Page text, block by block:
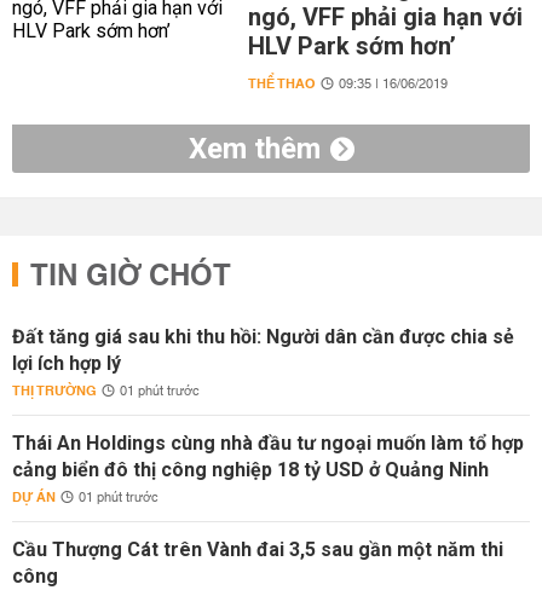
ngó, VFF phải gia hạn với
HLV Park sớm hơn’
THỂ THAO 09:35 | 16/06/2019
Xem thêm
TIN GIỜ CHÓT
Đất tăng giá sau khi thu hồi: Người dân cần được chia sẻ
lợi ích hợp lý
THỊ TRƯỜNG 01 phút trước
Thái An Holdings cùng nhà đầu tư ngoại muốn làm tổ hợp
cảng biển đô thị công nghiệp 18 tỷ USD ở Quảng Ninh
DỰ ÁN 01 phút trước
Cầu Thượng Cát trên Vành đai 3,5 sau gần một năm thi
công